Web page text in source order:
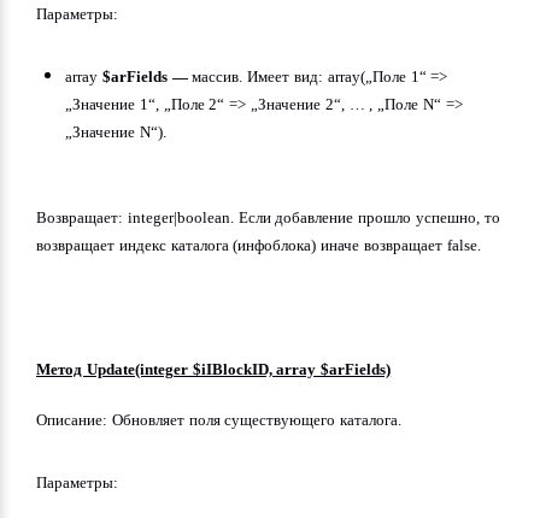
Параметры:
array $arFields — массив. Имеет вид: array(„Поле 1“ =>
„Значение 1“, „Поле 2“ => „Значение 2“, … , „Поле N“ =>
„Значение N“).
Возвращает: integer|boolean. Если добавление прошло успешно, то
возвращает индекс каталога (инфоблока) иначе возвращает false.
Метод Update(integer $iIBlockID, array $arFields)
Описание: Обновляет поля существующего каталога.
Параметры: